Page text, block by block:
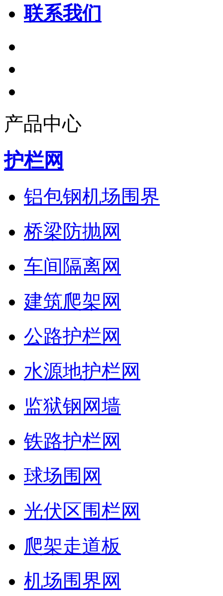
联系我们
产品中心
护栏网
铝包钢机场围界
桥梁防抛网
车间隔离网
建筑爬架网
公路护栏网
水源地护栏网
监狱钢网墙
铁路护栏网
球场围网
光伏区围栏网
爬架走道板
机场围界网